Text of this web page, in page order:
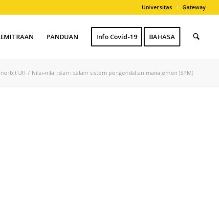
Universitas Gateway
PANDUAN Info Covid-19 BAHASA
UII / Nilai-nilai islam dalam sistem pengendalian manajemen (SPM)